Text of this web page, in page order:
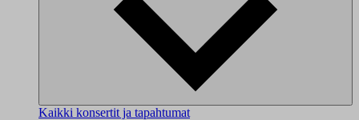
Kaikki konsertit ja tapahtumat